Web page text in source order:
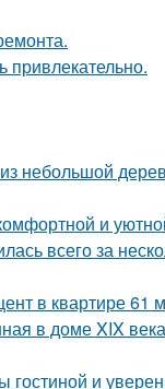
привлекательно.
небольшой
и
всего за
в квартире
в доме XIX
и